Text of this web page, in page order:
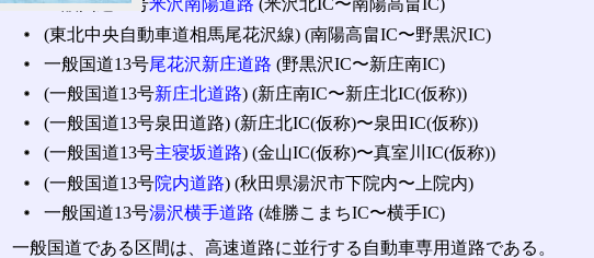
一般国道13号米沢南陽道路 (米沢北IC〜南陽高畠IC)
(東北中央自動車道相馬尾花沢線) (南陽高畠IC〜野黒沢IC)
一般国道13号尾花沢新庄道路 (野黒沢IC〜新庄南IC)
(一般国道13号新庄北道路) (新庄南IC〜新庄北IC(仮称))
(一般国道13号泉田道路) (新庄北IC(仮称)〜泉田IC(仮称))
(一般国道13号主寝坂道路) (金山IC(仮称)〜真室川IC(仮称))
(一般国道13号院内道路) (秋田県湯沢市下院内〜上院内)
一般国道13号湯沢横手道路 (雄勝こまちIC〜横手IC)
一般国道である区間は、高速道路に並行する自動車専用道路である。